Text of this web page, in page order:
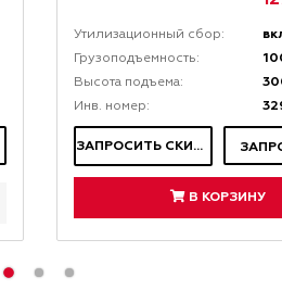
Утилизационный сбор:
Грузоподъемность:
Высота подъема:
Инв. номер:
ЗАПРОСИТЬ СКИДКУ
В КОРЗИНУ